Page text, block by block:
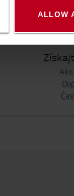
ALLOW
Sme tu pre